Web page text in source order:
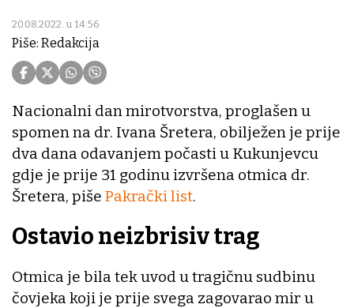
20.08.2022. u 14:56
Piše: Redakcija
Nacionalni dan mirotvorstva, proglašen u
spomen na dr. Ivana Šretera, obilježen je prije
dva dana odavanjem počasti u Kukunjevcu
gdje je prije 31 godinu izvršena otmica dr.
Šretera, piše Pakrački list.
Ostavio neizbrisiv trag
Otmica je bila tek uvod u tragičnu sudbinu
čovjeka koji je prije svega zagovarao mir u